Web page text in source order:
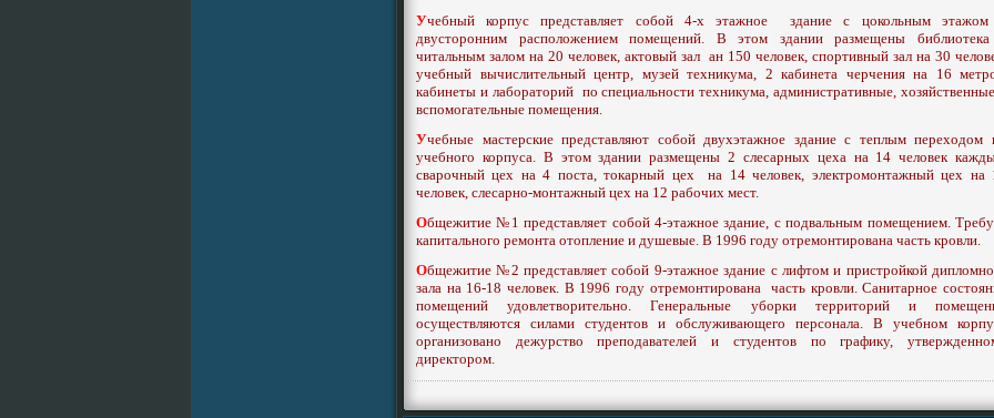
Учебный корпус представляет собой 4-х этажное здание с цокольным
двусторонним расположением помещений. В этом здании размещены
читальным залом на 20 человек, актовый зал ан 150 человек, спортивный зал на 30
учебный вычислительный центр, музей техникума, 2 кабинета черчения на 16
кабинеты и лабораторий по специальности техникума, административные,
вспомогательные помещения.
Учебные мастерские представляют собой двухэтажное здание с теплым переходом
учебного корпуса. В этом здании размещены 2 слесарных цеха на 14 человек
сварочный цех на 4 поста, токарный цех на 14 человек, электромонтажный цех на
человек, слесарно-монтажный цех на 12 рабочих мест.
Общежитие №1 представляет собой 4-этажное здание, с подвальным помещением.
капитального ремонта отопление и душевые. В 1996 году отремонтирована часть кровли.
Общежитие №2 представляет собой 9-этажное здание с лифтом и пристройкой
зала на 16-18 человек. В 1996 году отремонтирована часть кровли. Санитарное
помещений удовлетворительно. Генеральные уборки территорий и
осуществляются силами студентов и обслуживающего персонала. В учебном
организовано дежурство преподавателей и студентов по графику,
директором.